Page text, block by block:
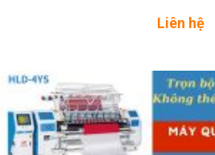
Liên hệ